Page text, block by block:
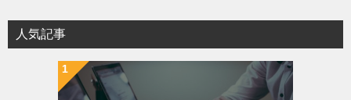
人気記事